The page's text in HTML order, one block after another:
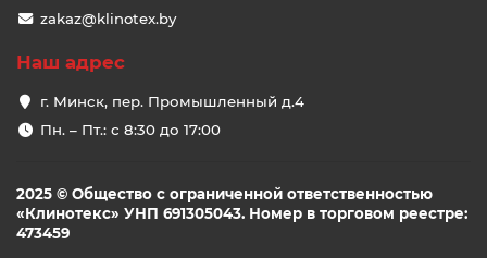
zakaz@klinotex.by
Наш адрес
г. Минск, пер. Промышленный д.4
Пн. – Пт.: с 8:30 до 17:00
2025 © Общество с ограниченной ответственностью
«Клинотекс» УНП 691305043. Номер в торговом реестре:
473459